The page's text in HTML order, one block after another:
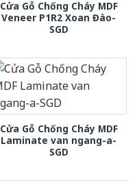
Cửa Gỗ Chống Cháy MDF
Veneer P1R2 Xoan Đào-
SGD
Cửa Gỗ Chống Cháy MDF
Laminate van ngang-a-
SGD